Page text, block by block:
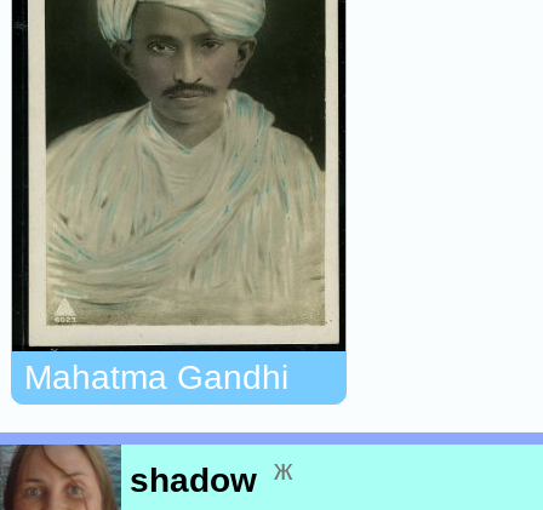
Mahatma Gandhi
shadow ж